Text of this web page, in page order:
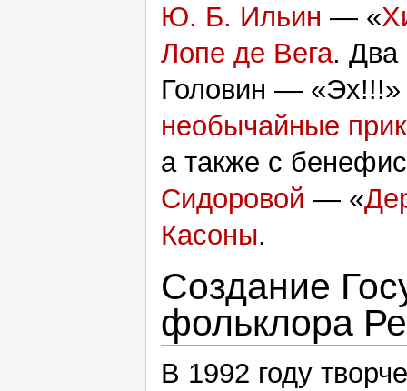
Ю. Б. Ильин — «
Лопе де Вега. Два
Головин —
необычайные
а также с
Сидоровой — «
Касоны.
Создание
фольклора
В 1992 году